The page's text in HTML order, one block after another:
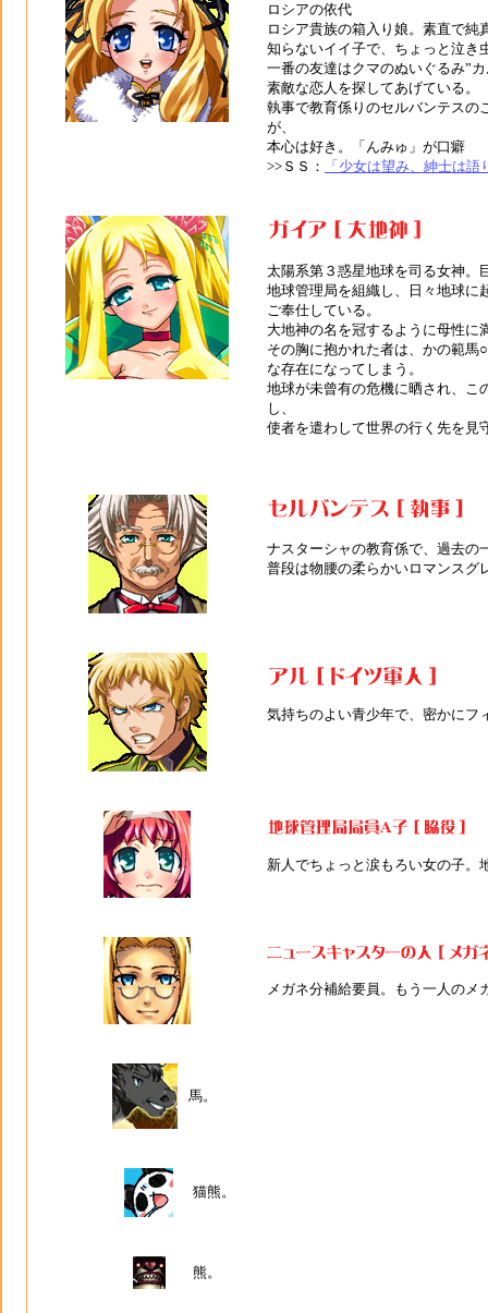
ロシアの依代
ロシア貴族の箱入り娘。素直で純
知らないイイ子で、ちょっと泣き
一番の友達はクマのぬいぐるみ”
素敵な恋人を探してあげている。
執事で教育係りのセルバンテスの
が、
本心は好き。「んみゅ」が口癖
>>ＳＳ：
「少女は望み、紳士は語
太陽系第３惑星地球を司る女神。
地球管理局を組織し、日々地球に
ご奉仕している。
大地神の名を冠するように母性に
その胸に抱かれた者は、かの範馬
な存在になってしまう。
地球が未曾有の危機に晒され、こ
し、
使者を遣わして世界の行く先を見
ナスターシャの教育係で、過去の
普段は物腰の柔らかいロマンスグ
気持ちのよい青少年で、密かにフ
新人でちょっと涙もろい女の子。
メガネ分補給要員。もう一人のメ
馬。
猫熊。
熊。